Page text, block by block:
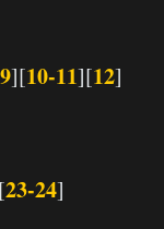
9][10-11][12]
23-24]